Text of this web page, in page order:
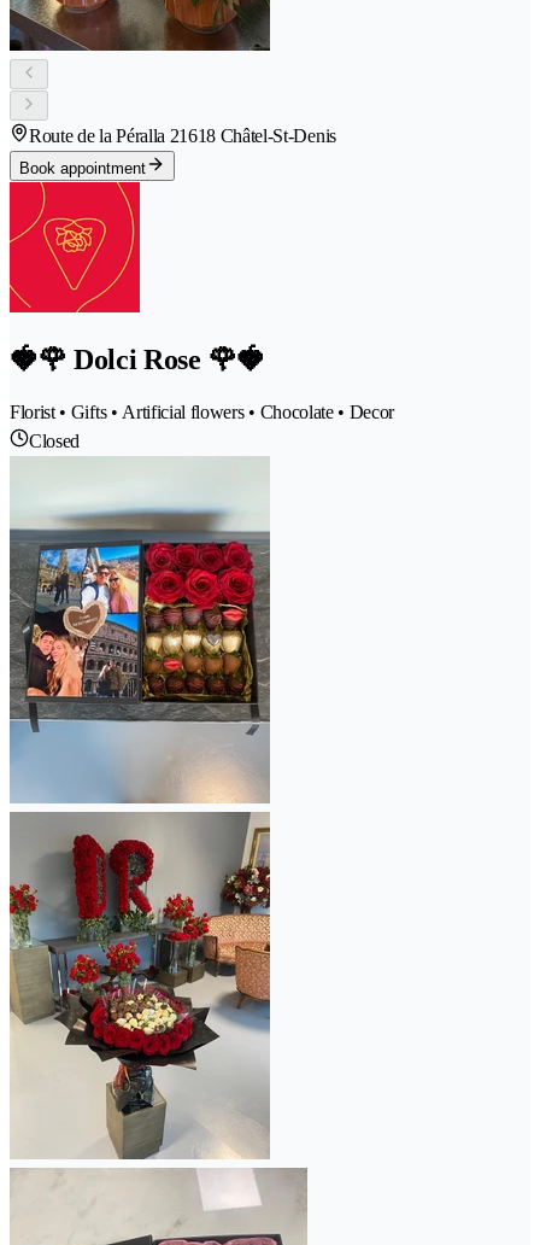
Route de la Péralla 21618 Châtel-St-Denis
Book appointment
🍓🌹 Dolci Rose 🌹🍓
Florist • Gifts • Artificial flowers • Chocolate • Decor
Closed